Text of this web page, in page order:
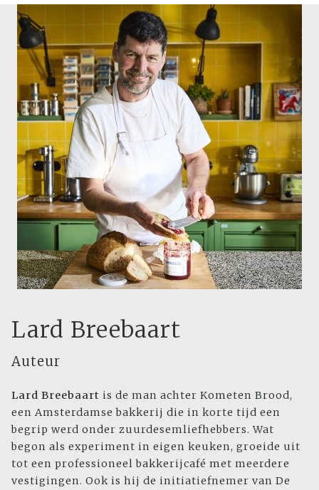
Lard Breebaart
Auteur
Lard Breebaart is de man achter Kometen Brood,
een Amsterdamse bakkerij die in korte tijd een
begrip werd onder zuurdesemliefhebbers. Wat
begon als experiment in eigen keuken, groeide uit
tot een professioneel bakkerijcafé met meerdere
vestigingen. Ook is hij de initiatiefnemer van De